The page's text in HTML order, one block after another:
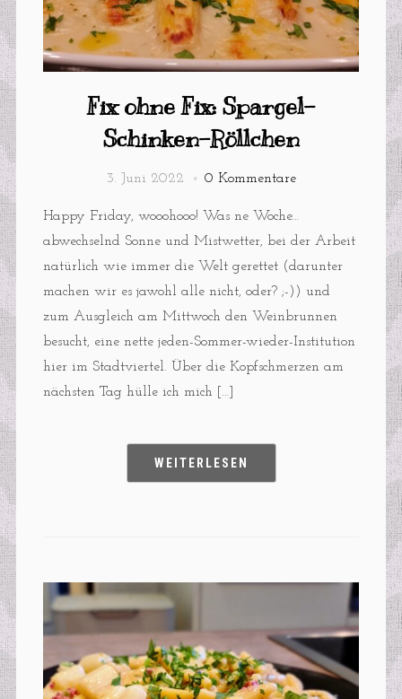
Fix ohne Fix: Spargel-
Schinken-Röllchen
3. Juni 2022 0 Kommentare
Happy Friday, wooohooo! Was ne Woche…
abwechselnd Sonne und Mistwetter, bei der Arbeit
natürlich wie immer die Welt gerettet (darunter
machen wir es jawohl alle nicht, oder? ;-)) und
zum Ausgleich am Mittwoch den Weinbrunnen
besucht, eine nette jeden-Sommer-wieder-Institution
hier im Stadtviertel. Über die Kopfschmerzen am
nächsten Tag hülle ich mich […]
WEITERLESEN